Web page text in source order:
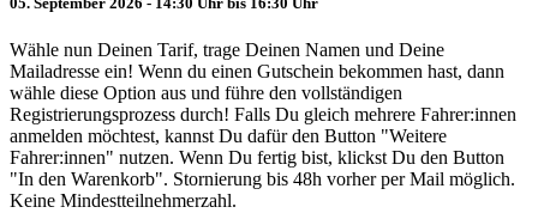
Wähle nun Deinen Tarif, trage Deinen Namen und Deine
Mailadresse ein! Wenn du einen Gutschein bekommen hast, dann
wähle diese Option aus und führe den vollständigen
Registrierungsprozess durch! Falls Du gleich mehrere Fahrer:innen
anmelden möchtest, kannst Du dafür den Button "Weitere
Fahrer:innen" nutzen. Wenn Du fertig bist, klickst Du den Button
"In den Warenkorb". Stornierung bis 48h vorher per Mail möglich.
Keine Mindestteilnehmerzahl.